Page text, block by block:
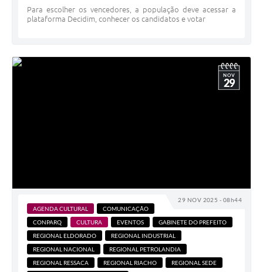
Para escolher os vencedores, a população deve acessar a
plataforma Decidim, conhecer os candidatos e votar
29 NOV 2025 - 08h44
NOV
29
AGENDA CULTURAL
COMUNICAÇÃO
CONPARQ
CULTURA EVENTOS
GABINETE DO PREFEITO
REGIONAL ELDORADO
REGIONAL INDUSTRIAL
REGIONAL NACIONAL
REGIONAL PETROLANDIA
REGIONAL RESSACA
REGIONAL RIACHO
REGIONAL SEDE